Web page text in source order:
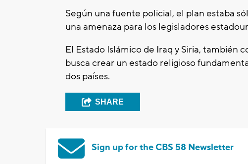
Según una fuente policial, el plan estaba
una amenaza para los legisladores
El Estado Islámico de Iraq y Siria, también
busca crear un estado religioso
dos países.
SHARE
Sign up for the CBS 58 Newsletter